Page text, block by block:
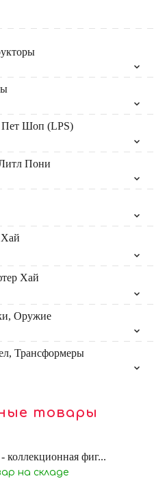
Шоп (LPS)
Пони
Хай
Оружие
Трансформеры
товары
коллекционная фиг...
на складе